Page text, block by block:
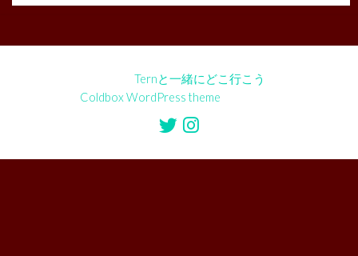
Ternと一緒にどこ行こう
Coldbox WordPress theme
TwitterInstagram